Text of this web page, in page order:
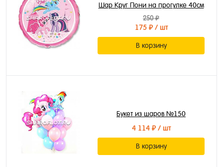
Шар Круг Пони на прогулке 40см
250 ₽
175 ₽/ шт
В корзину
Букет из шаров №150
4 114 ₽/ шт
В корзину